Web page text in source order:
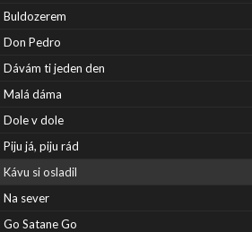
Buldozerem
Don Pedro
Dávám ti jeden den
Malá dáma
Dole v dole
Piju já, piju rád
Kávu si osladil
Na sever
Go Satane Go